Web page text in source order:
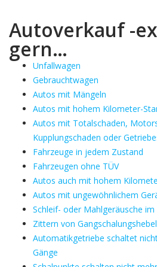
Autoverkauf -
gern…
Unfallwagen
Gebrauchtwagen
Autos mit Mängeln
Autos mit hohem Kilometer-
Autos mit Totalschaden,
Kupplungschaden oder
Fahrzeuge in jedem Zustand
Fahrzeugen ohne TÜV
Autos auch mit hohem
Autos mit ungewöhnlichem
Schleif- oder Mahlgeräusche im
Zittern von Gangschalungshebel
Automatikgetriebe schaltet
Gänge